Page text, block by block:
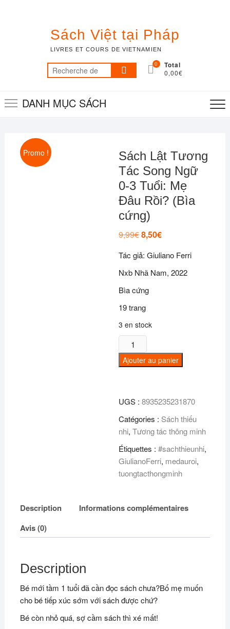
Sách Việt tại Pháp
LIVRES ET COURS DE VIETNAMIEN
Recherche
pour :
0 Total
0,00€
DANH MỤC SÁCH
Promo !
Sách Lật Tương
Tác Song Ngữ
0-3 Tuổi: Mẹ
Đâu Rồi? (Bìa
cứng)
9,99€Le
prix
était :
8,50€Le
est :
Tác giả: Giuliano Ferri
Nxb Nhã Nam, 2022
Bìa cứng
19 trang
3 en stock
quantité
de
Sách
Tác
Song
Ngữ
3
Tuổi:
Mẹ
(Bìa
Ajouter au panier
UGS :8935235231870
Catégories : Sách thiếu
nhi,Tương tác thông minh
Étiquettes :#sachthieunhi,
GiulianoFerri, medauroi,
tuongtacthongminh
Description
Informations complémentaires
Avis (0)
Description
Bé mới tầm 1 tuổi đã cần đọc sách chưa?Bố mẹ muốn
cho bé tiếp xúc sớm với sách được chứ?
Bé còn nhỏ quá, sợ cầm sách thì xé mất!